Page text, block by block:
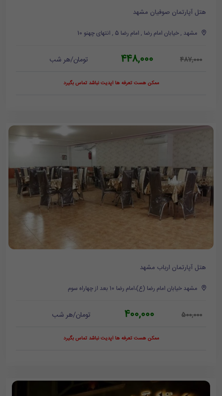
هتل آپارتمان صوفیان مشهد
مشهد , خیابان امام رضا , امام رضا 5 , انتهای چهنو 10
487,000
448,000 تومان/هر شب
ممکن هست تعرفه ها آپدیت نباشد تماس بگیرد
هتل آپارتمان ارباب مشهد
مشهد خیابان امام رضا (ع)،امام رضا 10 بعد از چهاراه سوم
500,000
400,000 تومان/هر شب
ممکن هست تعرفه ها آپدیت نباشد تماس بگیرد